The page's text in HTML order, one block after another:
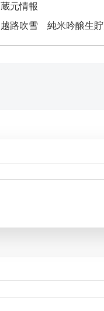
蔵元情報
越路吹雪 純米吟醸生